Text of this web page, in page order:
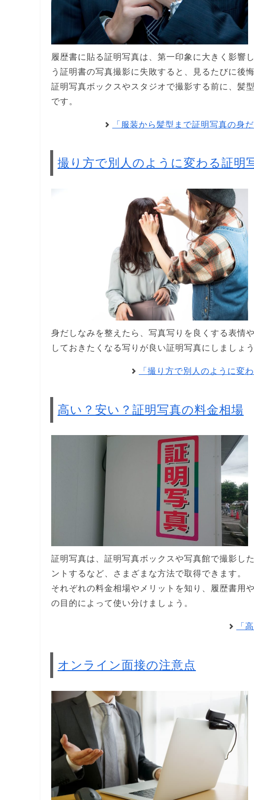
履歴書に貼る証明写真は、第一印象に大きく影響
う証明書の写真撮影に失敗すると、見るたびに後
証明写真ボックスやスタジオで撮影する前に、髪
です。
「服装から髪型まで証明写真の身
撮り方で別人のように変わる証明
身だしなみを整えたら、写真写りを良くする表情
しておきたくなる写りが良い証明写真にしましょう
「撮り方で別人のように変
高い？安い？証明写真の料金相場
証明写真は、証明写真ボックスや写真館で撮影し
ントするなど、さまざまな方法で取得できます。
それぞれの料金相場やメリットを知り、履歴書用
の目的によって使い分けましょう。
「
オンライン面接の注意点